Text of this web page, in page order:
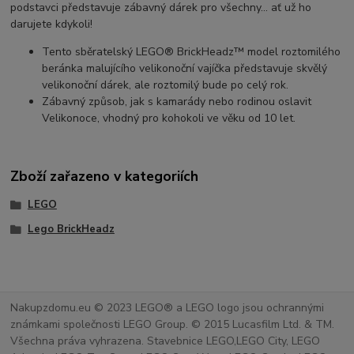
podstavci představuje zábavný dárek pro všechny... ať už ho
darujete kdykoli!
Tento sběratelský LEGO® BrickHeadz™ model roztomilého
beránka malujícího velikonoční vajíčka představuje skvělý
velikonoční dárek, ale roztomilý bude po celý rok.
Zábavný způsob, jak s kamarády nebo rodinou oslavit
Velikonoce, vhodný pro kohokoli ve věku od 10 let.
Zboží zařazeno v kategoriích
LEGO
Lego BrickHeadz
Nakupzdomu.eu © 2023 LEGO® a LEGO logo jsou ochrannými
známkami společnosti LEGO Group. © 2015 Lucasfilm Ltd. & TM.
Všechna práva vyhrazena. Stavebnice LEGO,LEGO City, LEGO